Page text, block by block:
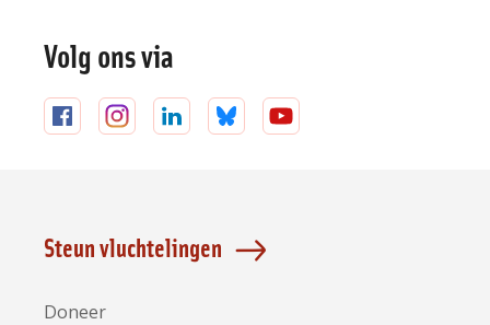
Volg ons via
Volg
Volg
Volg
Volg
Volg
Steun vluchtelingen
Doneer